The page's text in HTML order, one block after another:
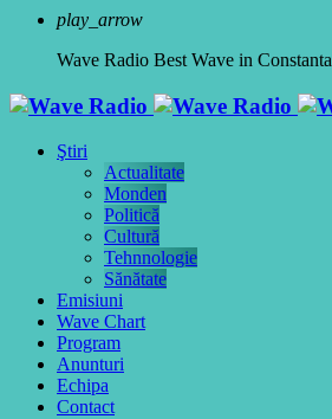
play_arrow
Wave Radio Best Wave in Constanta
Ştiri
Actualitate
Monden
Politică
Cultură
Tehnnologie
Sănătate
Emisiuni
Wave Chart
Program
Anunturi
Echipa
Contact